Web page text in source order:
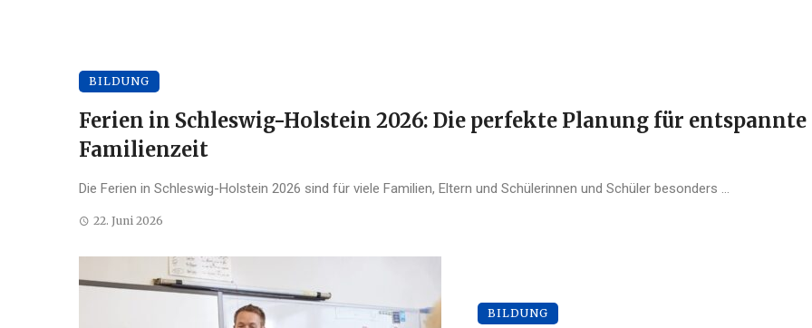
BILDUNG
Ferien in Schleswig-Holstein 2026: Die perfekte Planung für entspannte
Familienzeit
Die Ferien in Schleswig-Holstein 2026 sind für viele Familien, Eltern und Schülerinnen und Schüler besonders ...
22. Juni 2026
BILDUNG